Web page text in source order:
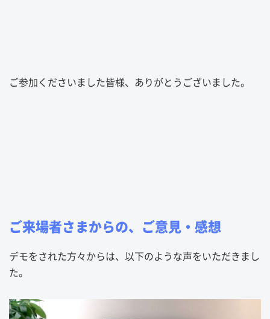
ご参加くださいました皆様、ありがとうございました。
ご来場者さまからの、ご意見・感想
デモをされた方々からは、以下のような声をいただきまし
た。